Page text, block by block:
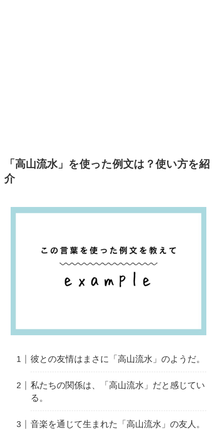
「高山流水」を使った例文は？使い方を紹
介
彼との友情はまさに「高山流水」のようだ。
私たちの関係は、「高山流水」だと感じてい
る。
音楽を通じて生まれた「高山流水」の友人。